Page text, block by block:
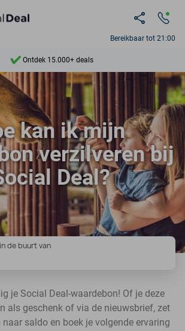
Bereikbaar tot 21:00
Ontdek 15.000+ deals
7 dagen per week beschikbaar
10+ miljoen leden
9,4
Ontdek 15.000+ deals
kan ik mijn
verzilveren bij
Deal?
buurt
de buurt van
je Social Deal-waardebon! Of je deze
als geschenk of via de nieuwsbrief, zet
saldo en boek je volgende ervaring